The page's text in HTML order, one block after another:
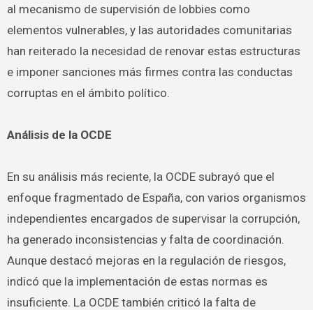
al mecanismo de supervisión de lobbies como
elementos vulnerables, y las autoridades comunitarias
han reiterado la necesidad de renovar estas estructuras
e imponer sanciones más firmes contra las conductas
corruptas en el ámbito político.
Análisis de la OCDE
En su análisis más reciente, la OCDE subrayó que el
enfoque fragmentado de España, con varios organismos
independientes encargados de supervisar la corrupción,
ha generado inconsistencias y falta de coordinación.
Aunque destacó mejoras en la regulación de riesgos,
indicó que la implementación de estas normas es
insuficiente. La OCDE también criticó la falta de